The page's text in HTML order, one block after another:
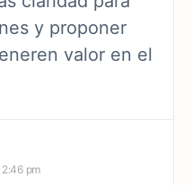
y proponer
valor en el
pm